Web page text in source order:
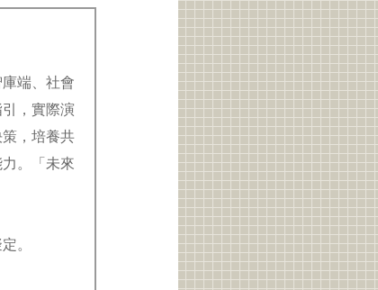
端、社會
，實際演
，培養共
。「未來
。